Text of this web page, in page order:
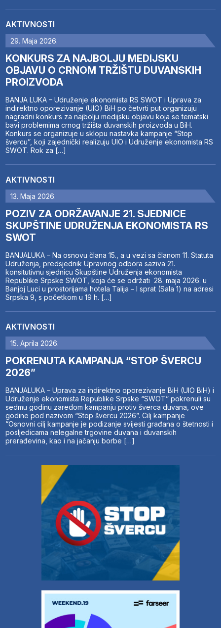
AKTIVNOSTI
29. Maja 2026.
KONKURS ZA NAJBOLJU MEDIJSKU
OBJAVU O CRNOM TRŽIŠTU DUVANSKIH
PROIZVODA
BANJA LUKA – Udruženje ekonomista RS SWOT i Uprava za
indirektno oporezivanje (UIO) BiH po četvrti put organizuju
nagradni konkurs za najbolju medijsku objavu koja se tematski
bavi problemima crnog tržišta duvanskih proizvoda u BiH.
Konkurs se organizuje u sklopu nastavka kampanje “Stop
švercu”, koji zajednički realizuju UIO i Udruženje ekonomista RS
SWOT. Rok za […]
AKTIVNOSTI
13. Maja 2026.
POZIV ZA ODRŽAVANJE 21. SJEDNICE
SKUPŠTINE UDRUŽENJA EKONOMISTA RS
SWOT
BANJALUKA – Na osnovu člana 15., a u vezi sa članom 11. Statuta
Udruženja, predsjednik Upravnog odbora saziva 21.
konsitutivnu sjednicu Skupštine Udruženja ekonomista
Republike Srpske SWOT, koja će se održati 28. maja 2026. u
Banjoj Luci u prostorijama hotela Talija – I sprat (Sala 1) na adresi
Srpska 9, s početkom u 19 h. […]
AKTIVNOSTI
15. Aprila 2026.
POKRENUTA KAMPANJA “STOP ŠVERCU
2026”
BANJALUKA – Uprava za indirektno oporezivanje BiH (UIO BiH) i
Udruženje ekonomista Republike Srpske “SWOT” pokrenuli su
sedmu godinu zaredom kampanju protiv šverca duvana, ove
godine pod nazivom “Stop švercu 2026”. Cilj kampanje
“Osnovni cilj kampanje je podizanje svijesti građana o štetnosti i
posljedicama nelegalne trgovine duvana i duvanskih
prerađevina, kao i na jačanju borbe […]